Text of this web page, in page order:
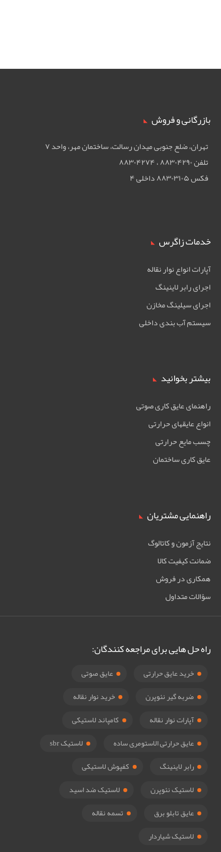
بازرگانی و فروش
تهران، ضلع جنوبی ميدان رسالت، ساختمان مهر، واحد ۷
تلفن ۸۸۳۰۴۲۹۰ ، ۸۸۳۰۴۲۷۴
فکس ۸۸۳۰۳۱۰۵ داخلی ۴
خدمات زاگرس
آپارات انواع نوار نقاله
اجرای رابر لاینینگ
اجرای سیلینگ مخازن
سیستم آب بندی داخلی
بیشتر بخوانید
راهنمای عایق کاری صوتی
انواع عایقهای حرارتی
چسب مایع حرارتی
عایق کاری ساختمان
راهنمایی مشتریان
نتایج آزمون و کاتالوگ
ضمانت کیفیت کالا
همکاری در فروش
سؤالات متداول
راه حل هایی برای مراجعه کنندگان:
خرید عایق حرارتی
عایق صوتی
ضربه گیر نئوپرن
خرید نوار نقاله
آپارات نوار نقاله
کامپاند لاستیکی
عایق حرارتی الاستومری ساده
لاستیک sbr
رابر لاینینگ
کفپوش لاستیکی
لاستیک نئوپرن
لاستیک ضد اسید
عایق تابلو برق
تسمه نقاله
لاستیک شیاردار